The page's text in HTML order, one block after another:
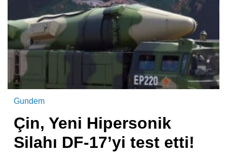
Gundem
Çin, Yeni Hipersonik
Silahı DF-17’yi test etti!